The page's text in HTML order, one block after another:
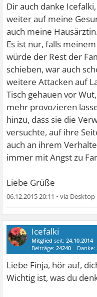
Dir auch danke
weiter auf meine
auch meine
Es ist nur, falls
würde der Rest der
schieben, war auch
weitere Attacken auf
Tisch gehauen vor
mehr provozieren
hinzu, dass sie die
versuchte, auf ihre
auch an ihrem
immer mit Angst zu
Liebe Grüße
06.12.2015 20:11 •
Icefalki
Mitglied seit:24.10.2014
Beiträge:24240 Danke:
Liebe Finja, hör auf,
Wichtig ist, was du